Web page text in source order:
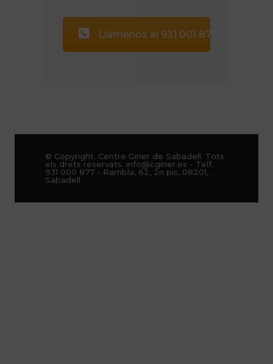
Llámenos al 931 001 877
© Copyright. Centre Giner de Sabadell. Tots
els drets reservats. info@cginer.es - Telf.
931 000 877 - Rambla, 62, 2n pis, 08201,
Sabadell